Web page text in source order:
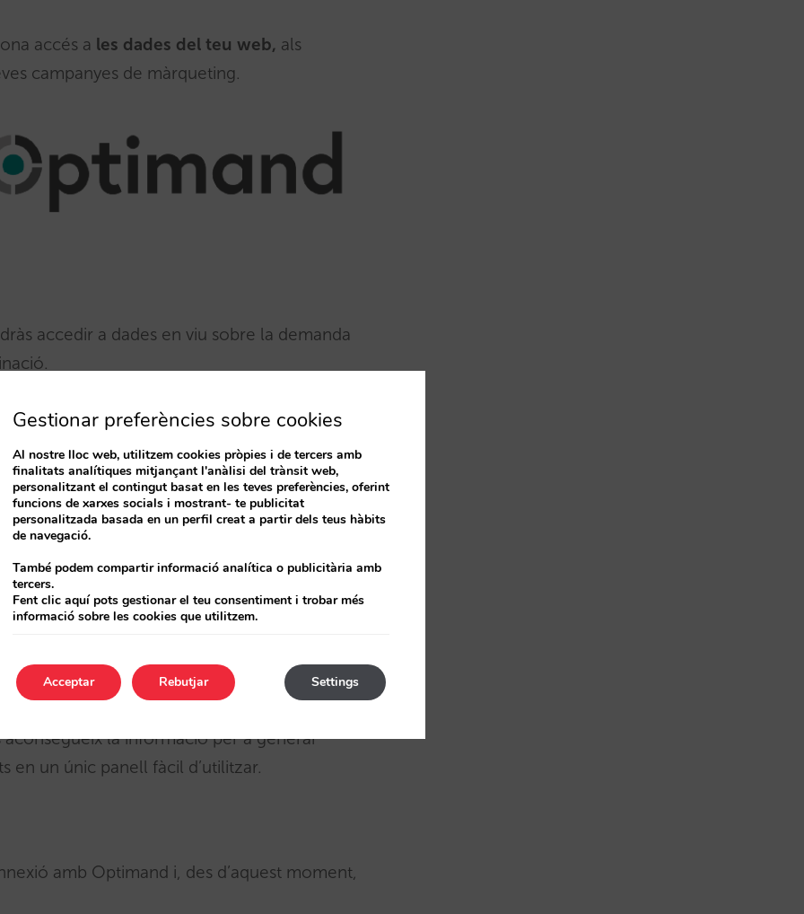
accés a les dades del teu web, als
campanyes de màrqueting.
accedir a dades en viu sobre la demanda
tarifes dels teus competidors en temps real,
tipologia d’habitació i punts de venda
tarifes, reviews, dades històriques i
pot integrar en qualsevol web d’hotel
estigui funcionant en només unes hores
PMS, Mews, Infor i Protel), i amb
la informació per a generar
en un únic panell fàcil d’utilitzar.
amb Optimand i, des d’aquest moment,
Gestionar preferències sobre cookies
Al nostre lloc web, utilitzem cookies pròpies i de tercers amb
finalitats analítiques mitjançant l'anàlisi del trànsit web,
personalitzant el contingut basat en les teves preferències, oferint
funcions de xarxes socials i mostrant- te publicitat
personalitzada basada en un perfil creat a partir dels teus hàbits
de navegació.
També podem compartir informació analítica o publicitària amb
tercers.
Fent clic aquí pots gestionar el teu consentiment i trobar més
informació sobre les cookies que utilitzem.
Acceptar Settings
Rebutjar